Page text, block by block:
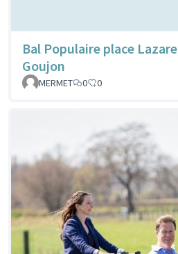
Bal Populaire place Lazare
Goujon
MERMET
0 0